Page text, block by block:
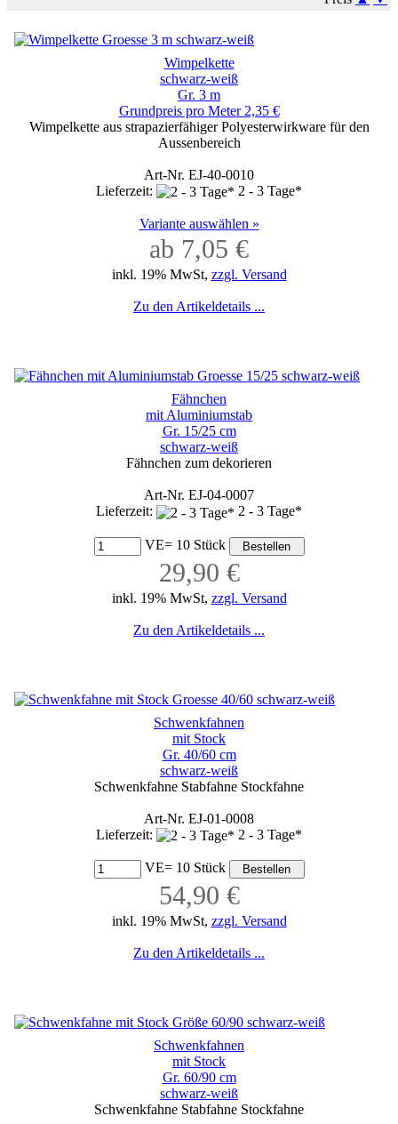
Wimpelkette
schwarz-weiß
Gr. 3 m
Grundpreis pro Meter 2,35 €
Wimpelkette aus strapazierfähiger Polyesterwirkware für den
Aussenbereich
Art-Nr. EJ-40-0010
Lieferzeit:
2 - 3 Tage*
Variante auswählen »
ab 7,05 €
inkl. 19% MwSt, zzgl. Versand
Zu den Artikeldetails ...
Fähnchen
mit Aluminiumstab
Gr. 15/25 cm
schwarz-weiß
Fähnchen zum dekorieren
Art-Nr. EJ-04-0007
Lieferzeit:
2 - 3 Tage*
VE= 10 Stück
29,90 €
inkl. 19% MwSt, zzgl. Versand
Zu den Artikeldetails ...
Schwenkfahnen
mit Stock
Gr. 40/60 cm
schwarz-weiß
Schwenkfahne Stabfahne Stockfahne
Art-Nr. EJ-01-0008
Lieferzeit:
2 - 3 Tage*
VE= 10 Stück
54,90 €
inkl. 19% MwSt, zzgl. Versand
Zu den Artikeldetails ...
Schwenkfahnen
mit Stock
Gr. 60/90 cm
schwarz-weiß
Schwenkfahne Stabfahne Stockfahne